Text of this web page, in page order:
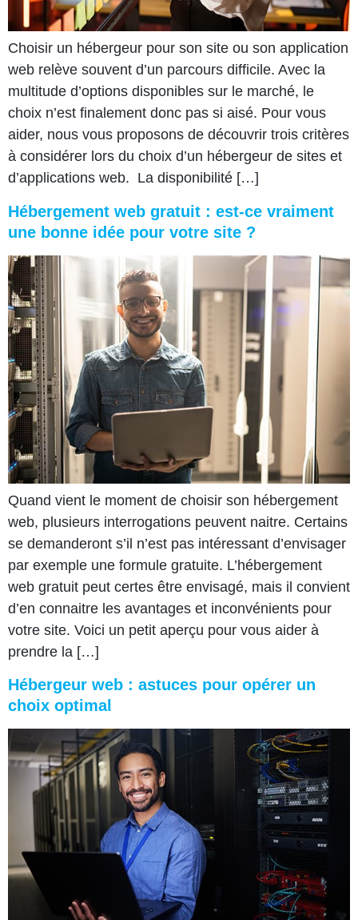
Choisir un hébergeur pour son site ou son application
web relève souvent d’un parcours difficile. Avec la
multitude d’options disponibles sur le marché, le
choix n’est finalement donc pas si aisé. Pour vous
aider, nous vous proposons de découvrir trois critères
à considérer lors du choix d’un hébergeur de sites et
d’applications web. La disponibilité […]
Hébergement web gratuit : est-ce vraiment
une bonne idée pour votre site ?
Quand vient le moment de choisir son hébergement
web, plusieurs interrogations peuvent naitre. Certains
se demanderont s’il n’est pas intéressant d’envisager
par exemple une formule gratuite. L’hébergement
web gratuit peut certes être envisagé, mais il convient
d’en connaitre les avantages et inconvénients pour
votre site. Voici un petit aperçu pour vous aider à
prendre la […]
Hébergeur web : astuces pour opérer un
choix optimal